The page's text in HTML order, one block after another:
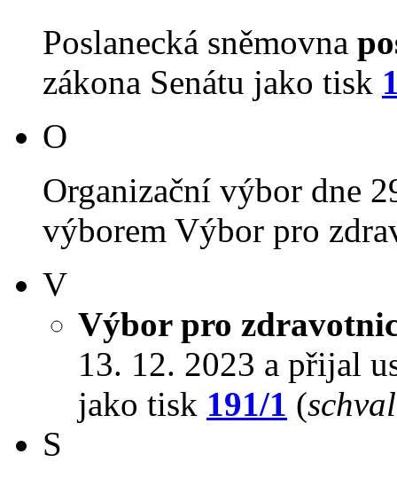
Poslanecká sněmovna
zákona Senátu jako tisk
O
Organizační výbor dne
výborem Výbor pro
V
Výbor pro
13. 12. 2023 a přijal
jako tisk 191/1 (
S